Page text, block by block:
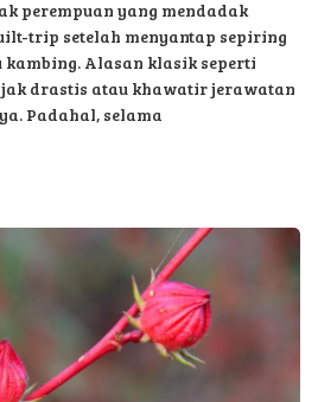
perempuan yang mendadak
trip setelah menyantap sepiring
Alasan klasik seperti
drastis atau khawatir jerawatan
Padahal, selama